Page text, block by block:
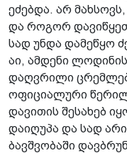
ეძებდა. არ
და როგორ
სად უნდა დამეწყო
აი, ამდენი
დაღვრილი
ოფიციალური
დავითის შესახებ
დაიღუპა და სად
ბავშვობაში